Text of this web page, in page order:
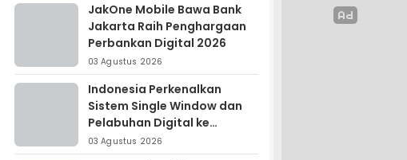
JakOne Mobile Bawa Bank
Jakarta Raih Penghargaan
Perbankan Digital 2026
03 Agustus 2026
Indonesia Perkenalkan
Sistem Single Window dan
Pelabuhan Digital ke
Madagaskar
03 Agustus 2026